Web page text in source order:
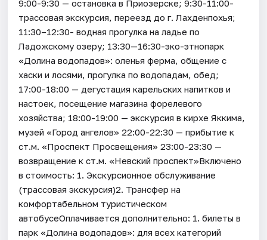
9:00-9:30 — остановка в Приозерске; 9:30-11:00-
трассовая экскурсия, переезд до г. Лахденпохья;
11:30–12:30- водная прогулка на ладье по
Ладожскому озеру; 13:30—16:30-эко-этнопарк
«Долина водопадов»: оленья ферма, общение с
хаски и лосями, прогулка по водопадам, обед;
17:00-18:00 — дегустация карельских напитков и
настоек, посещение магазина форелевого
хозяйства; 18:00-19:00 — экскурсия в кирхе Яккима,
музей «Город ангелов» 22:00-22:30 — прибытие к
ст.м. «Проспект Просвещения» 23:00-23:30 —
возвращение к ст.м. «Невский проспект»Включено
в стоимость: 1. Экскурсионное обслуживание
(трассовая экскурсия)2. Трансфер на
комфортабельном туристическом
автобусеОплачивается дополнительно: 1. билеты в
парк «Долина водопадов»: для всех категорий